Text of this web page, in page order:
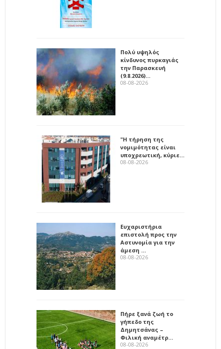
Πολύ υψηλός
κίνδυνος πυρκαγιάς
την Παρασκευή
(9.8.2026)…
08-08-2026
"Η τήρηση της
νομιμότητας είναι
υποχρεωτική, κύριε…
08-08-2026
Ευχαριστήρια
επιστολή προς την
Αστυνομία για την
άμεση …
08-08-2026
Πήρε ξανά ζωή το
γήπεδο της
Δημητσάνας –
Φιλική αναμέτρ…
08-08-2026